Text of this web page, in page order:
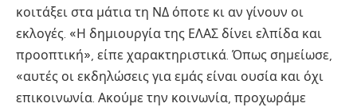
κοιτάξει στα μάτια τη ΝΔ όποτε κι αν γίνουν οι
εκλογές. «Η δημιουργία της ΕΛΑΣ δίνει ελπίδα και
προοπτική», είπε χαρακτηριστικά. Όπως σημείωσε,
«αυτές οι εκδηλώσεις για εμάς είναι ουσία και όχι
επικοινωνία. Ακούμε την κοινωνία, προχωράμε